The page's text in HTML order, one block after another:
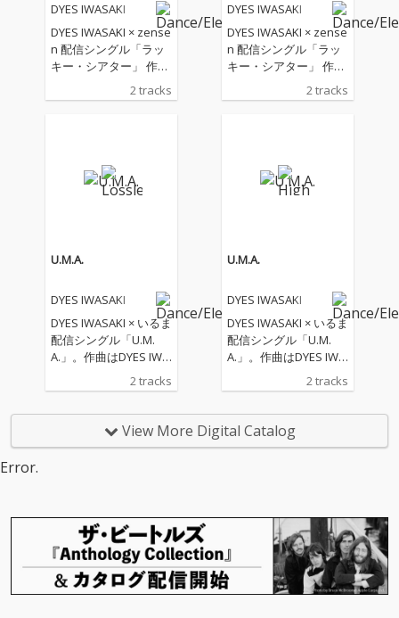
DYES IWASAKI
DYES IWASAKI × zense
n 配信シングル「ラッ
キー・シアター」 作曲
はDYES IWASAKI (FAKE
TYPE.), zensen、作詞
となってます。Illustrat
ion : ぴば子
2 tracks
DYES IWASAKI
DYES IWASAKI × zense
n 配信シングル「ラッ
キー・シアター」 作曲
はDYES IWASAKI (FAKE
TYPE.), zensen、作詞
となってます。Illustrat
ion : ぴば子
2 tracks
U.M.A.
DYES IWASAKI
DYES IWASAKI × いるま
配信シングル「U.M.
A.」。作曲はDYES IWA
SAKI (FAKE TYPE.), いる
ま、歌唱と作詞はいる
さざなみいちが担当。
2 tracks
U.M.A.
DYES IWASAKI
DYES IWASAKI × いるま
配信シングル「U.M.
A.」。作曲はDYES IWA
SAKI (FAKE TYPE.), いる
ま、歌唱と作詞はいる
さざなみいちが担当。
2 tracks
View More Digital Catalog
Error.